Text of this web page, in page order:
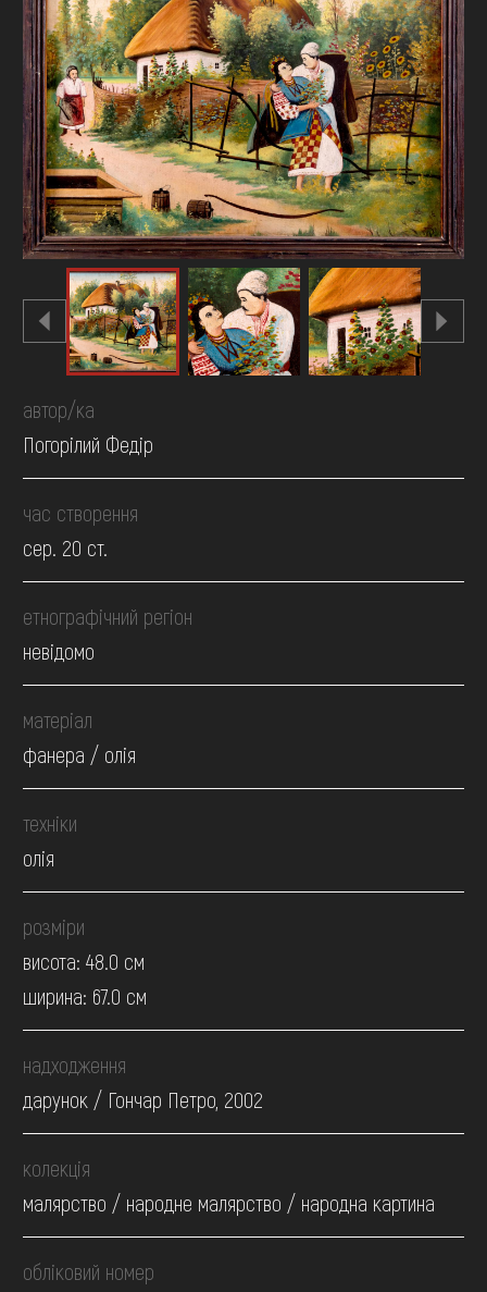
ОНЛАЙН-КРАМНИЦЯ
ПІДТРИМАТИ
автор/ка
Погорілий Федір
час створення
сер. 20 ст.
етнографічний регіон
невідомо
матеріал
фанера / олія
техніки
олія
розміри
висота: 48.0 см
ширина: 67.0 см
надходження
дарунок / Гончар Петро, 2002
колекція
малярство / народне малярство / народна картина
обліковий номер